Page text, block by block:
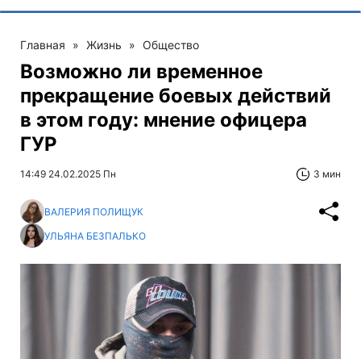
Главная » Жизнь » Общество
Возможно ли временное
прекращение боевых действий
в этом году: мнение офицера
ГУР
14:49 24.02.2025 Пн 3 мин
ВАЛЕРИЯ ПОЛИЩУК
УЛЬЯНА БЕЗПАЛЬКО